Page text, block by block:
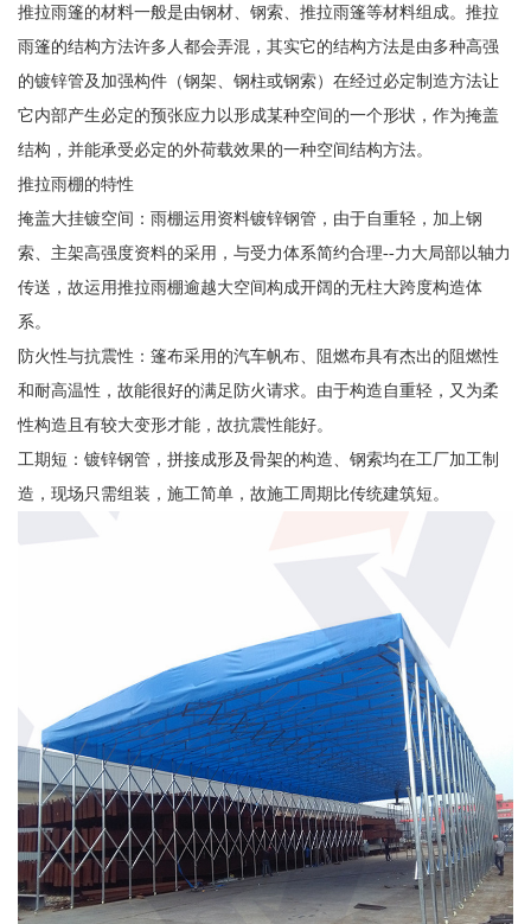
推拉雨篷的材料一般是由钢材、钢索、推拉雨篷等材料组成。推拉
雨篷的结构方法许多人都会弄混，其实它的结构方法是由多种高强
的镀锌管及加强构件（钢架、钢柱或钢索）在经过必定制造方法让
它内部产生必定的预张应力以形成某种空间的一个形状，作为掩盖
结构，并能承受必定的外荷载效果的一种空间结构方法。
推拉雨棚的特性
掩盖大挂镀空间：雨棚运用资料镀锌钢管，由于自重轻，加上钢
索、主架高强度资料的采用，与受力体系简约合理--力大局部以轴力
传送，故运用推拉雨棚逾越大空间构成开阔的无柱大跨度构造体
系。
防火性与抗震性：篷布采用的汽车帆布、阻燃布具有杰出的阻燃性
和耐高温性，故能很好的满足防火请求。由于构造自重轻，又为柔
性构造且有较大变形才能，故抗震性能好。
工期短：镀锌钢管，拼接成形及骨架的构造、钢索均在工厂加工制
造，现场只需组装，施工简单，故施工周期比传统建筑短。